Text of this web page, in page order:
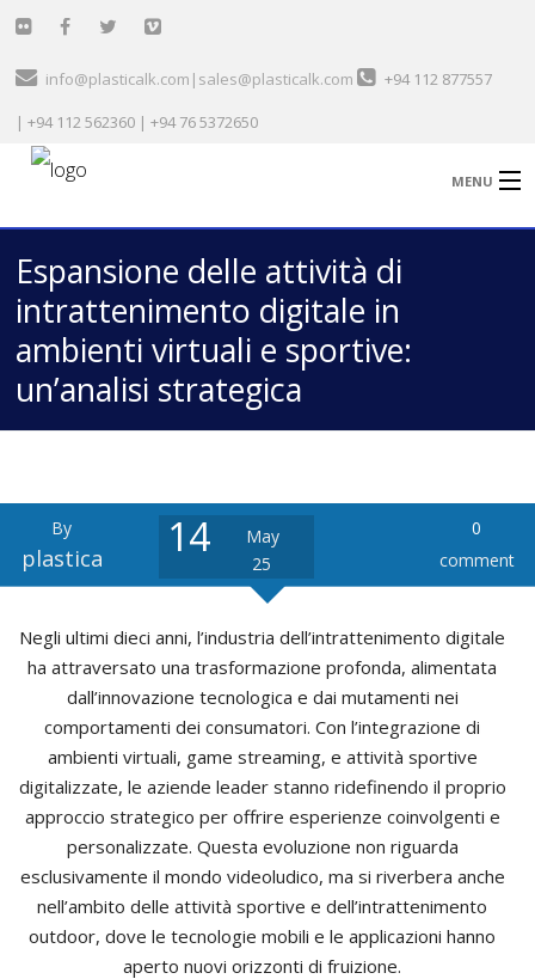
info@plasticalk.com|sales@plasticalk.com
+94 112 877557
| +94 112 562360 | +94 76 5372650
MENU
Home
Healthcare & Medical
Garment Sector
Automobile
Product Development
Espansione delle attività di
intrattenimento digitale in
ambienti virtuali e sportive:
un’analisi strategica
By
plastica 14
May
25
0
comment
Negli ultimi dieci anni, l’industria dell’intrattenimento digitale
ha attraversato una trasformazione profonda, alimentata
dall’innovazione tecnologica e dai mutamenti nei
comportamenti dei consumatori. Con l’integrazione di
ambienti virtuali, game streaming, e attività sportive
digitalizzate, le aziende leader stanno ridefinendo il proprio
approccio strategico per offrire esperienze coinvolgenti e
personalizzate. Questa evoluzione non riguarda
esclusivamente il mondo videoludico, ma si riverbera anche
nell’ambito delle attività sportive e dell’intrattenimento
outdoor, dove le tecnologie mobili e le applicazioni hanno
aperto nuovi orizzonti di fruizione.